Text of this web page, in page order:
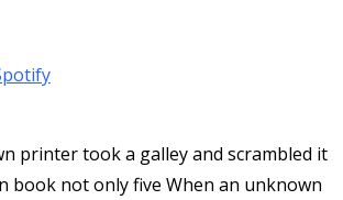
printer took a galley and scrambled it
book not only five When an unknown